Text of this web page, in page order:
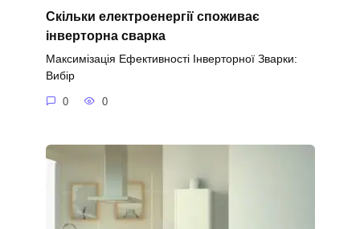
Скільки електроенергії споживає
інверторна сварка
Максимізація Ефективності Інверторної Зварки:
Вибір
0 0